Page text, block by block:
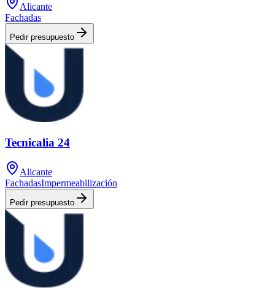
Alicante
Fachadas
Pedir presupuesto
Tecnicalia 24
Alicante
FachadasImpermeabilización
Pedir presupuesto